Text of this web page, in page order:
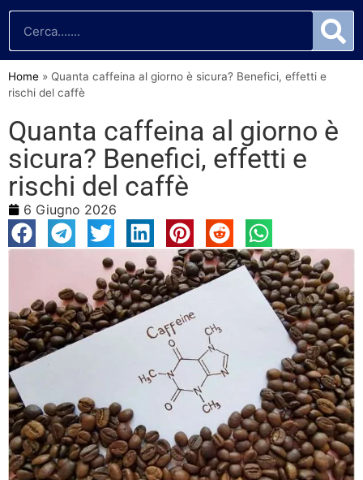
Home » Quanta caffeina al giorno è sicura? Benefici, effetti e
rischi del caffè
Quanta caffeina al giorno è
sicura? Benefici, effetti e
rischi del caffè
6 Giugno 2026